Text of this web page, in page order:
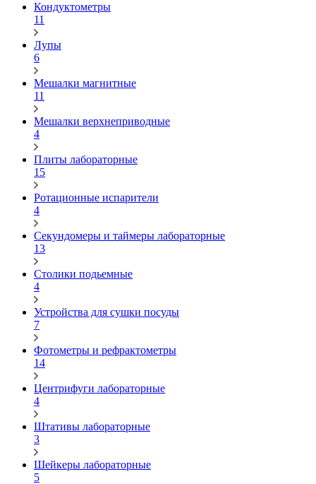
Кондуктометры
11
Лупы
6
Мешалки магнитные
11
Мешалки верхнеприводные
4
Плиты лабораторные
15
Ротационные испарители
4
Секундомеры и таймеры лабораторные
13
Столики подьемные
4
Устройства для сушки посуды
7
Фотометры и рефрактометры
14
Центрифуги лабораторные
4
Штативы лабораторные
3
Шейкеры лабораторные
5